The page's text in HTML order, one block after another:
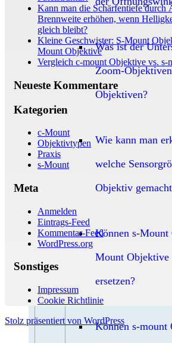
Was ist der
Zoom-
Objektiven?
Wie kann man
welche
Objektiv
Können s-
Mount Objektive
ersetzen?
Können s-mount
Kann man die Schärfentiefe durch
Brennweite erhöhen, wenn
gleich bleibt?
Kleine Geschwister: S-Mount
Mount Objektive
Vergleich c-mount Objektive vs. s-
Neueste Kommentare
Kategorien
c-Mount
Objektivtypen
Praxis
s-Mount
Meta
Anmelden
Eintrags-Feed
Kommentar-Feed
WordPress.org
Sonstiges
Impressum
Cookie Richtlinie
Stolz präsentiert von WordPress